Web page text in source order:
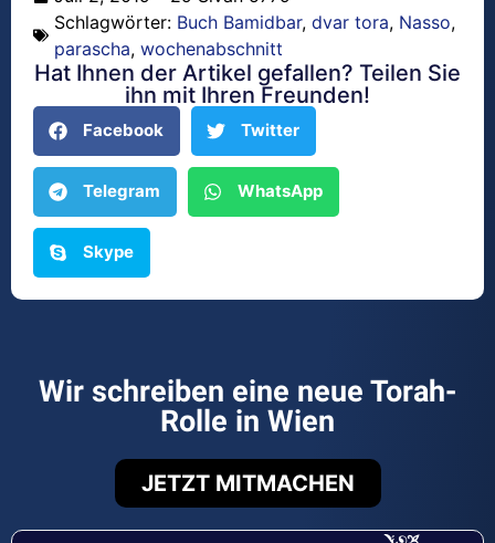
Schlagwörter: Buch Bamidbar, dvar tora, Nasso,
parascha, wochenabschnitt
Hat Ihnen der Artikel gefallen? Teilen Sie
ihn mit Ihren Freunden!
Facebook Twitter
Telegram WhatsApp
Skype
Wir schreiben eine neue Torah-
Rolle in Wien
JETZT MITMACHEN